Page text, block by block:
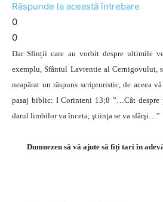
Răspunde la această întrebare
0
0
Dar Sfinții care au vorbit despre ultimile
exemplu, Sfântul Lavrentie al Cernigovului,
neapărat un răspuns scripturistic, de aceea
pasaj biblic: I Corinteni 13;8 ”…Cât despre
darul limbilor va înceta; ştiinţa se va sfârşi…”
Dumnezeu să vă ajute să fiți tari în